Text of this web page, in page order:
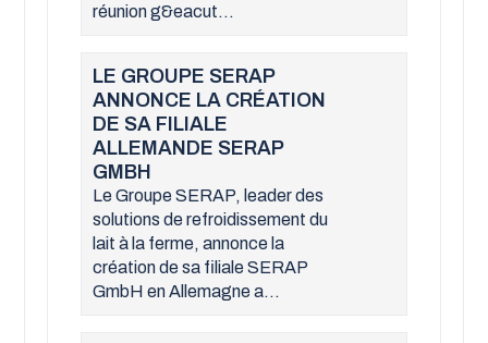
réunion g&eacut...
LE GROUPE SERAP
ANNONCE LA CRÉATION
DE SA FILIALE
ALLEMANDE SERAP
GMBH
Le Groupe SERAP, leader des
solutions de refroidissement du
lait à la ferme, annonce la
création de sa filiale SERAP
GmbH en Allemagne a...